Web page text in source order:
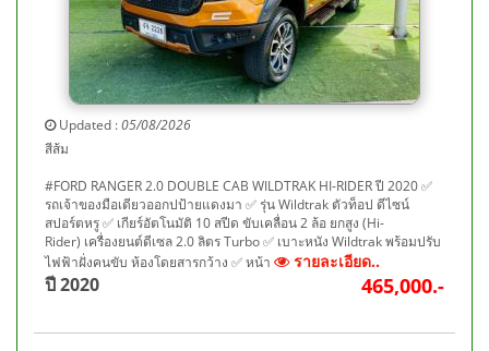
Updated :05/08/2026
สีส้ม
#FORD RANGER 2.0 DOUBLE CAB WILDTRAK HI-RIDER ปี 2020 ✅
รถเจ้าของมือเดียวออกปป้ายแดงมา ✅ รุ่น Wildtrak ตัวท็อป ดีไซน์
สปอร์ตหรู ✅ เกียร์อัตโนมัติ 10 สปีด ขับเคลื่อน 2 ล้อ ยกสูง (Hi-
Rider) เครื่องยนต์ดีเซล 2.0 ลิตร Turbo ✅ เบาะหนัง Wildtrak พร้อมปรับ
ไฟฟ้าฝั่งคนขับ ห้องโดยสารกว้าง ✅ หน้า
รายละเอียด..
ปี 2020 465,000.-